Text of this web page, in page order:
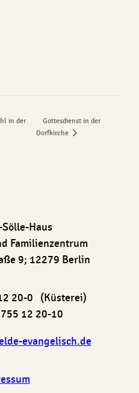
in der
Gottesdienst in der
Dorfkirche
Haus
Familienzentrum
9; 12279 Berlin
20-0 (Küsterei)
12 20-10
evangelisch.de